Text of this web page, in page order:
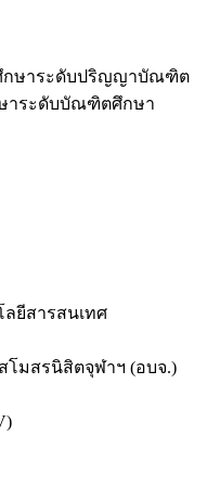
กษาระดับปริญญาบัณฑิต
าระดับบัณฑิตศึกษา
ยีสารสนเทศ
โมสรนิสิตจุฬาฯ (อบจ.)